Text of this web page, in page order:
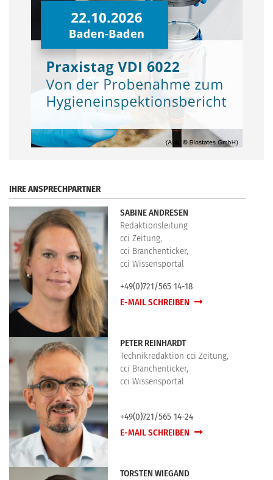
IHRE ANSPRECHPARTNER
SABINE ANDRESEN
Redaktionsleitung
cci Zeitung,
cci Branchenticker,
cci Wissensportal
+49(0)721/565 14-18
E-MAIL SCHREIBEN
PETER REINHARDT
Technikredaktion cci Zeitung,
cci Branchenticker,
cci Wissensportal
+49(0)721/565 14-24
E-MAIL SCHREIBEN
TORSTEN WIEGAND